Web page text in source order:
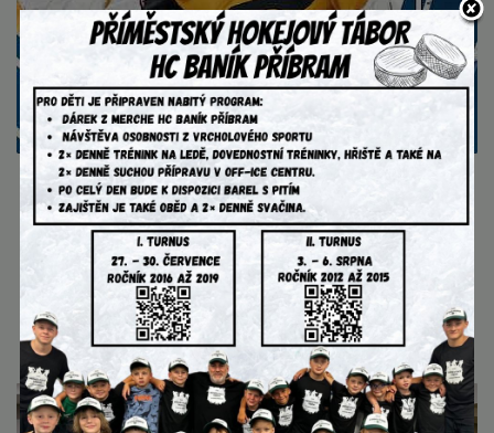
AKTUALITY
Extraliga na našem příměstském
videohovor s extraligovým brankářem Pavlem
Čajanem....